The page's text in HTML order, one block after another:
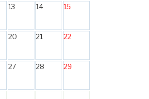
13 14 15
20 21 22
27 28 29